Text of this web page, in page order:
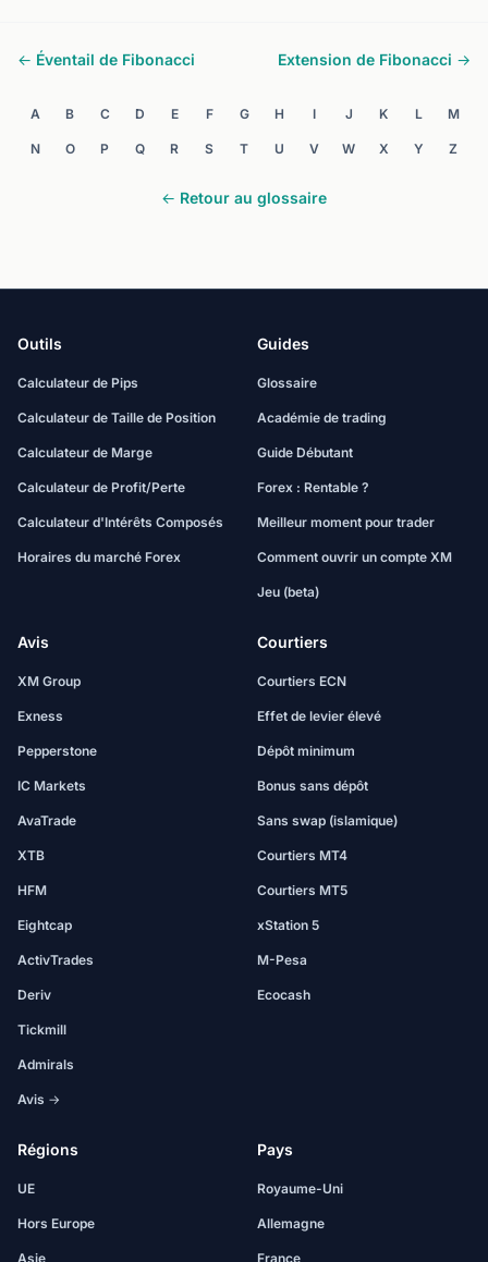
← Éventail de Fibonacci Extension de Fibonacci →
A B C D E F G H I J K L M
N O P Q R S T U V W X Y Z
← Retour au glossaire
Outils
Calculateur de Pips
Calculateur de Taille de Position
Calculateur de Marge
Calculateur de Profit/Perte
Calculateur d'Intérêts Composés
Horaires du marché Forex
Guides
Glossaire
Académie de trading
Guide Débutant
Forex : Rentable ?
Meilleur moment pour trader
Comment ouvrir un compte XM
Jeu (beta)
Avis
XM Group
Exness
Pepperstone
IC Markets
AvaTrade
XTB
HFM
Eightcap
ActivTrades
Deriv
Tickmill
Admirals
Avis →
Courtiers
Courtiers ECN
Effet de levier élevé
Dépôt minimum
Bonus sans dépôt
Sans swap (islamique)
Courtiers MT4
Courtiers MT5
xStation 5
M-Pesa
Ecocash
Régions
UE
Hors Europe
Asie
Pays
Royaume-Uni
Allemagne
France